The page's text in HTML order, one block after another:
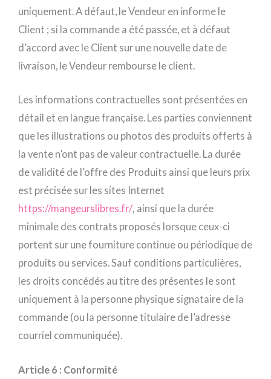
uniquement. A défaut, le Vendeur en informe le
Client ; si la commande a été passée, et à défaut
d’accord avec le Client sur une nouvelle date de
livraison, le Vendeur rembourse le client.
Les informations contractuelles sont présentées en
détail et en langue française. Les parties conviennent
que les illustrations ou photos des produits offerts à
la vente n’ont pas de valeur contractuelle. La durée
de validité de l’offre des Produits ainsi que leurs prix
est précisée sur les sites Internet
https://mangeurslibres.fr/, ainsi que la durée
minimale des contrats proposés lorsque ceux-ci
portent sur une fourniture continue ou périodique de
produits ou services. Sauf conditions particulières,
les droits concédés au titre des présentes le sont
uniquement à la personne physique signataire de la
commande (ou la personne titulaire de l’adresse
courriel communiquée).
Article 6 : Conformité